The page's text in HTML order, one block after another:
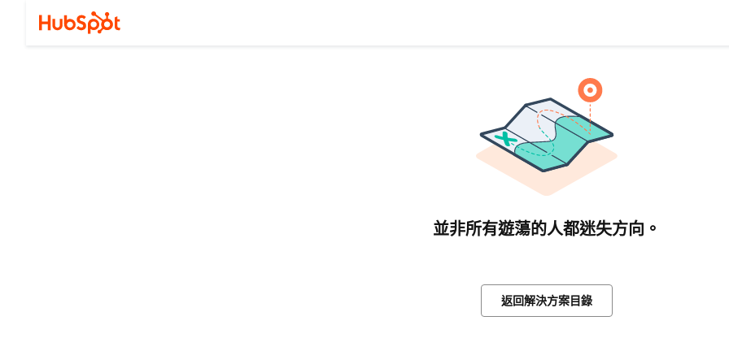
並非所有遊蕩的人都迷失方向。
返回解決方案目錄